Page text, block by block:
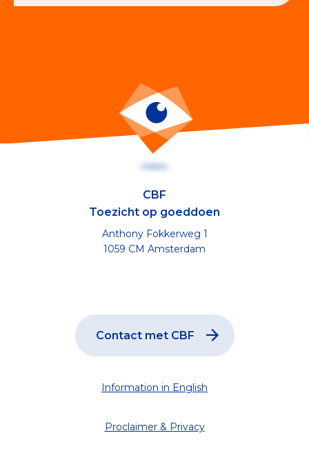
CBF
Toezicht op goeddoen
Anthony Fokkerweg 1
1059 CM Amsterdam
Contact met CBF
Information in English
Proclaimer & Privacy